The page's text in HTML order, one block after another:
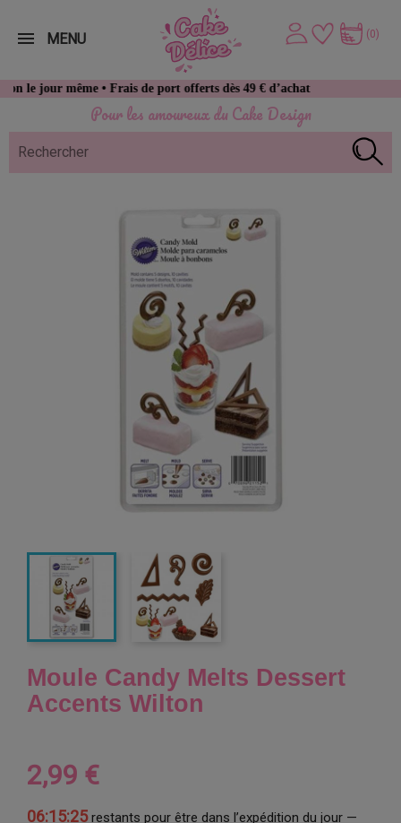
Pour les amoureux du Cake Design
même • Frais de port offerts dès 49 € d’achat
(0)
MENU
Moule Candy Melts Dessert
Accents Wilton
2,99 €
06:15:25restants pour être dans l’expédition du jour —